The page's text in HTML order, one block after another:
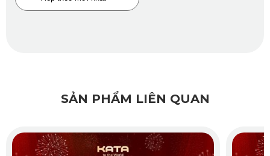
ghế hàng 2
An toàn khi sử dụng
KATA được sản xuất từ PVC nguyên sinh cao cấp đạt
chứng nhận SGS Châu Âu, hoàn toàn không chứa các chất
SẢN PHẨM LIÊN QUAN